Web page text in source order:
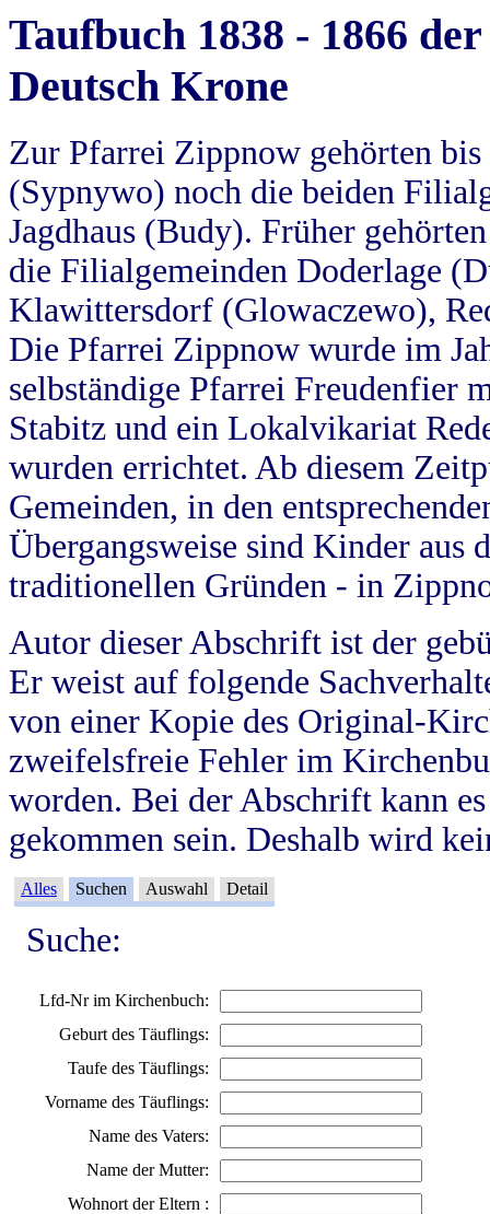
Taufbuch 1838 - 1866
Deutsch Krone
Zur Pfarrei Zippnow gehörten
(Sypnywo) noch die beiden
Jagdhaus (Budy). Früher
die Filialgemeinden Doderlage
Klawittersdorf (Glowaczewo),
Die Pfarrei Zippnow wurde im
selbständige Pfarrei Freudenfier
Stabitz und ein Lokalvikariat
wurden errichtet. Ab diesem
Gemeinden, in den
Übergangsweise sind Kinder aus
traditionellen Gründen - in
Autor dieser Abschrift ist der
Er weist auf folgende
von einer Kopie des Original-
zweifelsfreie Fehler im
worden. Bei der Abschrift kann
gekommen sein. Deshalb wird
Alles Suchen Auswahl Detail
Suche:
Lfd-Nr im Kirchenbuch:
Geburt des Täuflings:
Taufe des Täuflings:
Vorname des Täuflings:
Name des Vaters:
Name der Mutter:
Wohnort der Eltern :